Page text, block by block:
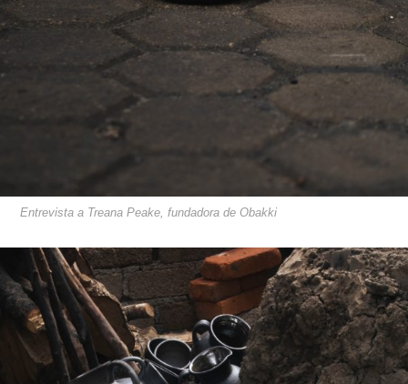
Entrevista a Treana Peake, fundadora de Obakki